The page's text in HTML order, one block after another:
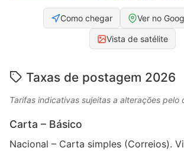
Como chegar Ver no
Vista de satélite
Taxas de postagem 2026
Tarifas indicativas sujeitas a alterações pelo
Carta – Básico
Nacional – Carta simples (Correios).